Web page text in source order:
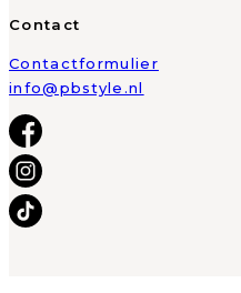
Contact
Contactformulier
info@pbstyle.nl